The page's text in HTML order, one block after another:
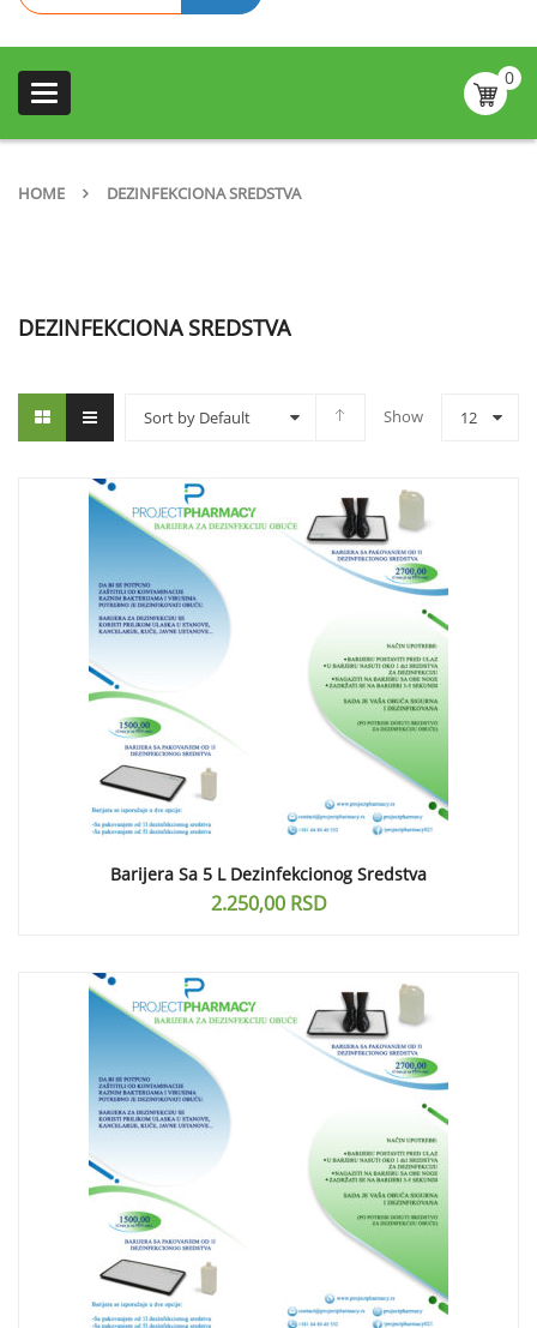
Categories
0
HOME DEZINFEKCIONA SREDSTVA
DEZINFEKCIONA SREDSTVA
Sort by Default Show 12
Barijera Sa 5 L Dezinfekcionog Sredstva
2.250,00 RSD